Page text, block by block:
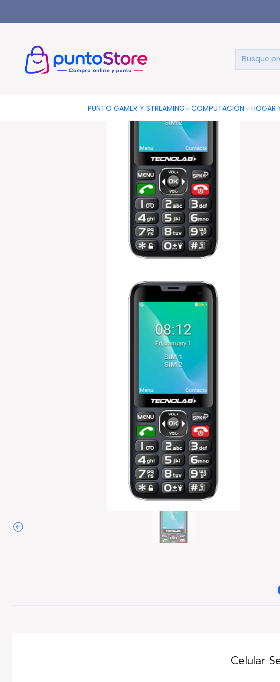
PUNTO GAMER Y STREAMING COMPUTACIÓN HOGAR
Celular Senior 4g Dual
Celular